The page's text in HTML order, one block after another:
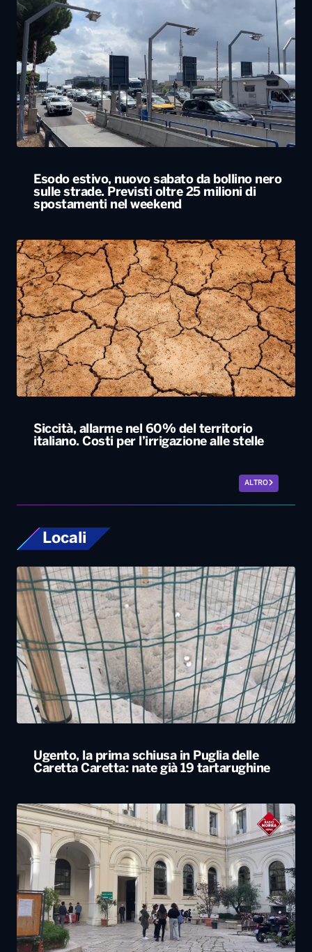
Esodo estivo, nuovo sabato da bollino nero
sulle strade. Previsti oltre 25 milioni di
spostamenti nel weekend
Siccità, allarme nel 60% del territorio
italiano. Costi per l’irrigazione alle stelle
ALTRO
Locali
Ugento, la prima schiusa in Puglia delle
Caretta Caretta: nate già 19 tartarughine